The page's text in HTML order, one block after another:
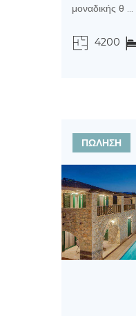
μοναδικής θ ...
4200
ΠΩΛΗΣΗ